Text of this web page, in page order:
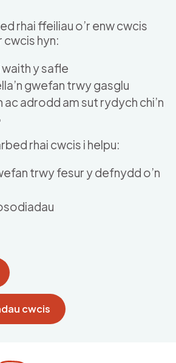
rhai ffeiliau o’r enw cwcis
cwcis hyn:
y safle
gwefan trwy gasglu
adrodd am sut rydych chi’n
rhai cwcis i helpu:
trwy fesur y defnydd o’n
cwcis